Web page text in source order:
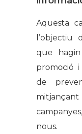
Aquesta
l’objectiu
que
promoció
de
nous.